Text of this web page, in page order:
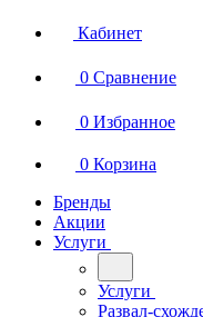
Кабинет
0 Сравнение
0 Избранное
0 Корзина
Бренды
Акции
Услуги
Услуги
Развал-